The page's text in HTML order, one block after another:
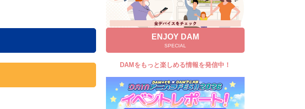
DAMの新曲・ランキングなど
カラオケ最新情報をチェック！
自宅でカラオケ歌い放題！
家族や友達と一緒に！練習にも！
ENJOY DAM
SPECIAL
DAMをもっと楽しめる情報を発信中！